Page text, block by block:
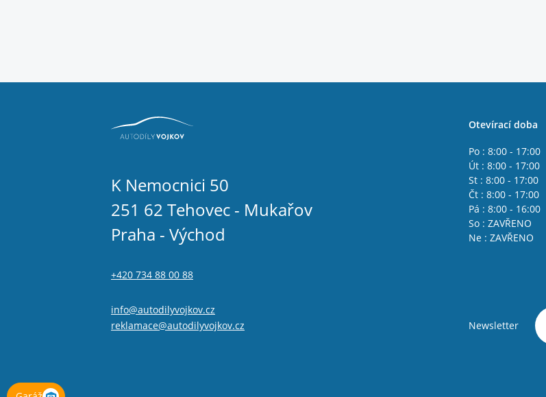
K Nemocnici 50
251 62 Tehovec - Mukařov
Praha - Východ
+420 734 88 00 88
info@autodilyvojkov.cz
reklamace@autodilyvojkov.cz
Otevírací doba
Po : 8:00 - 17:00
Út : 8:00 - 17:00
St : 8:00 - 17:00
Čt : 8:00 - 17:00
Pá : 8:00 - 16:00
So : ZAVŘENO
Ne : ZAVŘENO
Newsletter